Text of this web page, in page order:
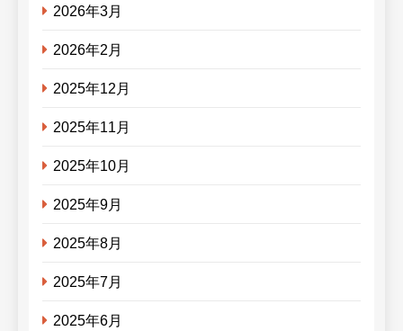
2026年3月
2026年2月
2025年12月
2025年11月
2025年10月
2025年9月
2025年8月
2025年7月
2025年6月